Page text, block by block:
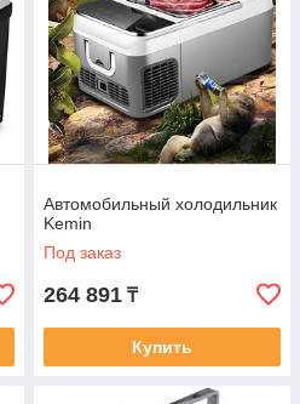
Автомобильный холодильник
Kemin
Под заказ
264 891 ₸
Купить